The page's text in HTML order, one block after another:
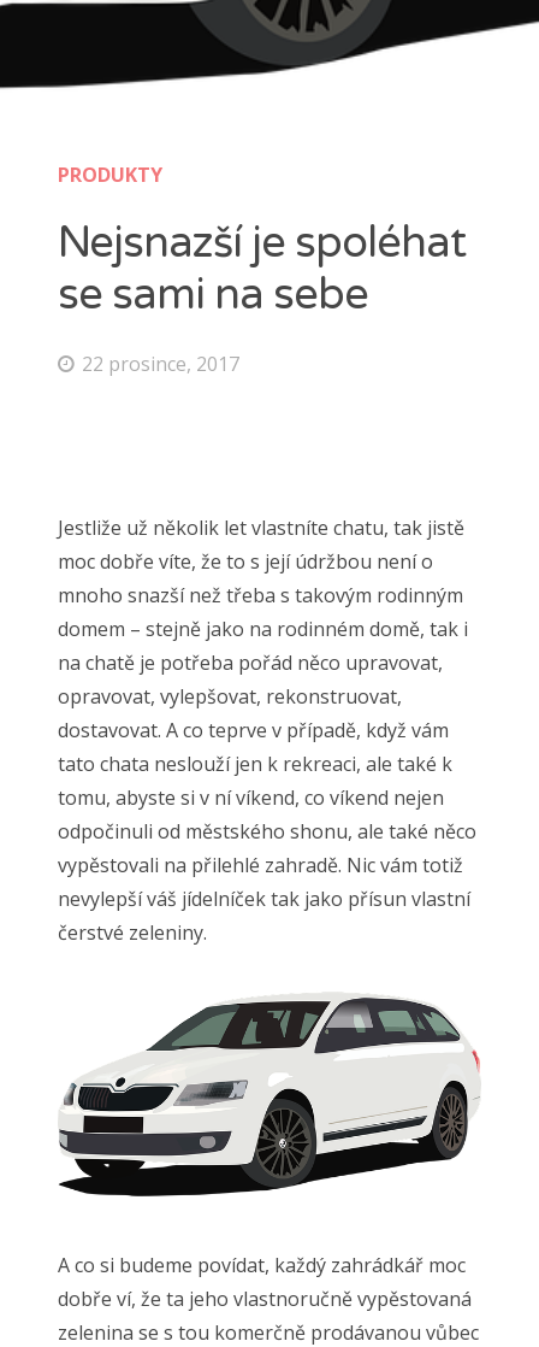
PRODUKTY
Nejsnazší je spoléhat
se sami na sebe
22 prosince, 2017
Jestliže už několik let vlastníte chatu, tak jistě
moc dobře víte, že to s její údržbou není o
mnoho snazší než třeba s takovým rodinným
domem – stejně jako na rodinném domě, tak i
na chatě je potřeba pořád něco upravovat,
opravovat, vylepšovat, rekonstruovat,
dostavovat. A co teprve v případě, když vám
tato chata neslouží jen k rekreaci, ale také k
tomu, abyste si v ní víkend, co víkend nejen
odpočinuli od městského shonu, ale také něco
vypěstovali na přilehlé zahradě. Nic vám totiž
nevylepší váš jídelníček tak jako přísun vlastní
čerstvé zeleniny.
A co si budeme povídat, každý zahrádkář moc
dobře ví, že ta jeho vlastnoručně vypěstovaná
zelenina se s tou komerčně prodávanou vůbec